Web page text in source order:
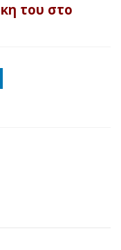
του στο